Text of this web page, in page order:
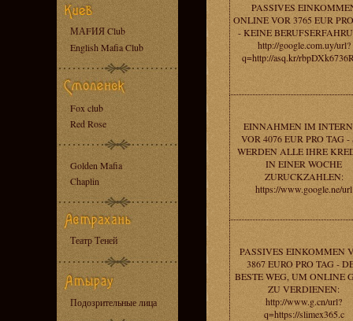
МАFИЯ Club
English Mafia Club
Fox club
Red Rose
Golden Mafia
Chaplin
Театр Теней
Подозрительные лица
PASSIVES
ONLINE VOR 3765 EUR
- KEINE
http://google.com.uy/url?
q=http://asq.kr/
EINNAHMEN IM
VOR 4076 EUR PRO TAG -
WERDEN ALLE IHRE
IN EINER WOCHE
ZURUCKZAHLEN:
https://www.google.ne/url
PASSIVES EINKOMMEN
3867 EURO PRO TAG -
BESTE WEG, UM ONLINE
ZU VERDIENEN:
http://www.g.cn/url?
q=https://slimex365.c